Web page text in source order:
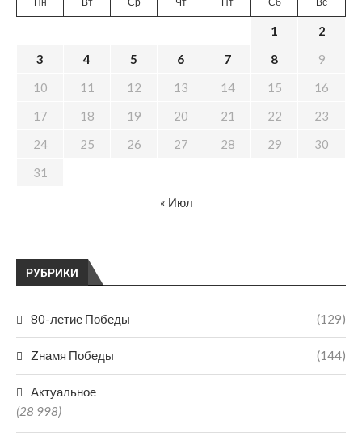
РУБРИКИ
80-летие Победы (129)
Zнамя Победы (144)
Актуальное
(28 998)
1
2
3
4 5 6 7 8
9
10
11 12 13 14 15
16
17
18 19 20 21 22
23
24
25 26 27 28 29
30
31
« Июл